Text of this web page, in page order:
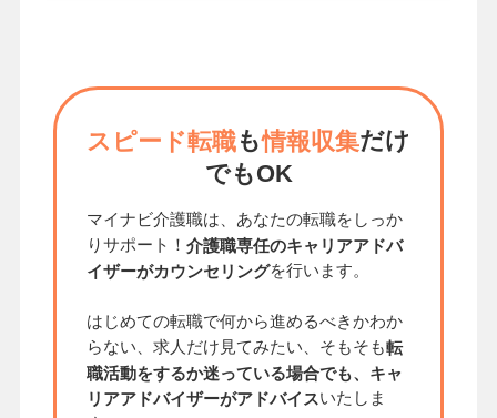
スピード転職も情報収集だけ
でもOK
マイナビ介護職は、あなたの転職をしっか
りサポート！ 介護職専任のキャリアアドバ
イザーがカウンセリングを行います。
はじめての転職で何から進めるべきかわか
らない、求人だけ見てみたい、そもそも転
職活動をするか迷っている場合でも、キャ
リアアドバイザーがアドバイスいたしま